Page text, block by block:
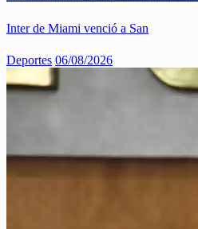
Inter de Miami venció a San
Deportes 06/08/2026